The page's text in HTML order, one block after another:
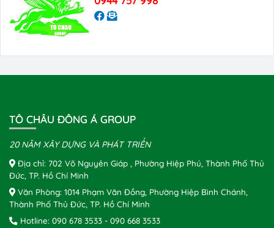
TÔ CHÂU ĐÔNG Á GROUP
20 NĂM XÂY DỰNG VÀ PHÁT TRIỂN
Địa chỉ: 702 Võ Nguyên Giáp , Phường Hiệp Phú, Thành Phố Thủ
Đức, TP. Hồ Chí Minh
Văn Phòng: 1014 Phạm Văn Đồng, Phường Hiệp Bình Chánh,
Thành Phố Thủ Đức, TP. Hồ Chí Minh
Hotline: 090 678 3533 - 090 668 3533